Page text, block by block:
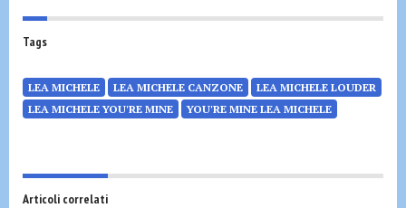
Tags
LEA MICHELE LEA MICHELE CANZONE
LEA MICHELE LOUDER
LEA MICHELE YOU'RE MINE
YOU'RE MINE LEA MICHELE
Articoli correlati